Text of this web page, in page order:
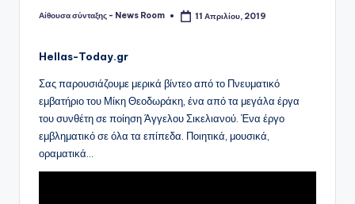
Συγγραφέας:
Αίθουσα σύνταξης - News Room 11 Απριλίου, 2019
Hellas-Today.gr
Σας παρουσιάζουμε μερικά βίντεο από το Πνευματικό
εμβατήριο του Μίκη Θεοδωράκη, ένα από τα μεγάλα έργα
του συνθέτη σε ποίηση Άγγελου Σικελιανού. Ένα έργο
εμβληματικό σε όλα τα επίπεδα. Ποιητικά, μουσικά,
οραματικά…